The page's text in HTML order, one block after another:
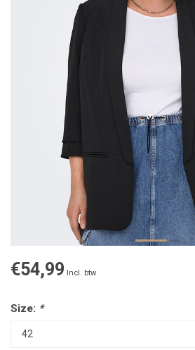
€54,99 Incl. btw
Size: *